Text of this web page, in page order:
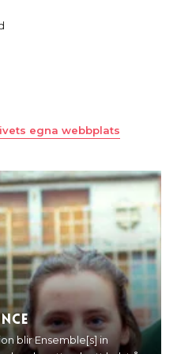
egna webbplats
blir Ensemble[s] in